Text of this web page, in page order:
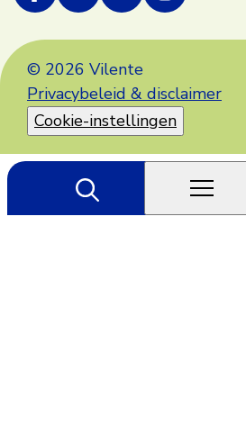
© 2026 Vilente
Privacybeleid & disclaimer
Cookie-instellingen